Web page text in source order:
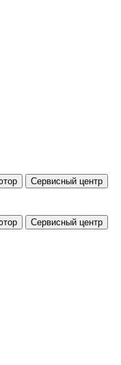
Сервисный центр
Сервисный центр